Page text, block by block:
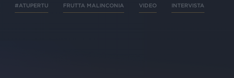
#ATUPERTU FRUTTA MALINCONIA VIDEO INTERVISTA